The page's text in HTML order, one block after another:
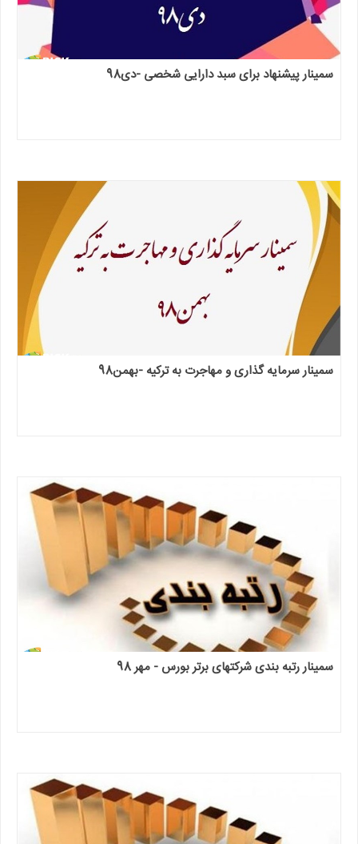
سمینار پیشنهاد برای سبد دارایی شخصی -دی98
سمینار سرمایه گذاری و مهاجرت به ترکیه -بهمن98
سمینار رتبه بندی شرکتهای برتر بورس - مهر 98